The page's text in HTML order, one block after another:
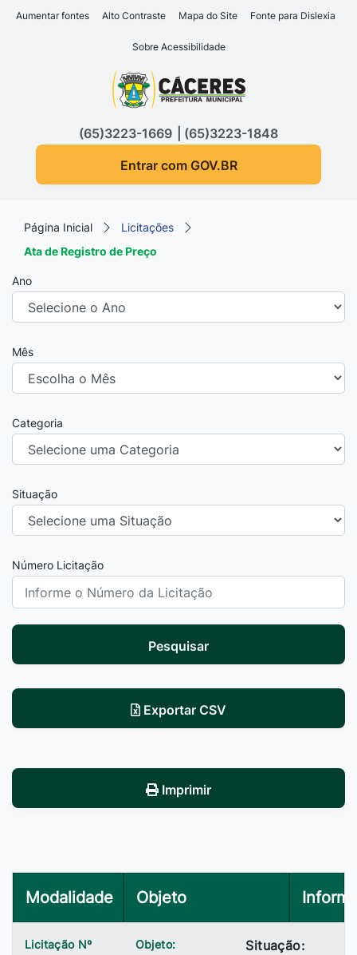
Seção de atalhos e links
Ir para o conteúdo [alt+1]
Ir para o rodapé [alt+4]
Aumentar fontes Alto Contraste Mapa do Site Fonte para Dislexia
Sobre Acessibilidade
Seção do menu principal
(65)3223-1669
(65)3223-1848
Entrar com GOV.BR
Página Inicial
Licitações
Ata de Registro de Preço
Ano
Mês
Categoria
Situação
Número Licitação
Pesquisar
Exportar CSV
Imprimir
Modalidade Objeto
Licitação Nº
Objeto:
Situação: